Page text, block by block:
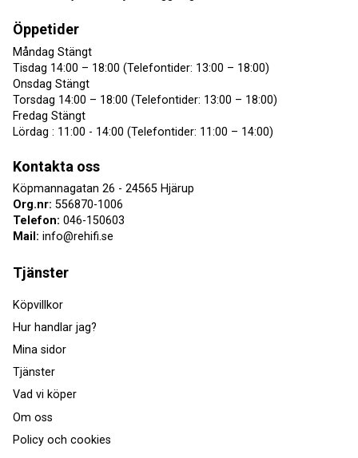
Öppetider
Måndag Stängt
Tisdag 14:00 – 18:00 (Telefontider: 13:00 – 18:00)
Onsdag Stängt
Torsdag 14:00 – 18:00 (Telefontider: 13:00 – 18:00)
Fredag Stängt
Lördag : 11:00 - 14:00 (Telefontider: 11:00 – 14:00)
Kontakta oss
Köpmannagatan 26 - 24565 Hjärup
Org.nr: 556870-1006
Telefon: 046-150603
Mail: info@rehifi.se
Tjänster
Köpvillkor
Hur handlar jag?
Mina sidor
Tjänster
Vad vi köper
Om oss
Policy och cookies